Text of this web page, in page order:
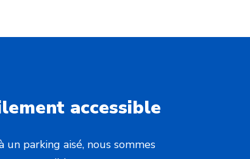
accessible
un parking aisé, nous sommes